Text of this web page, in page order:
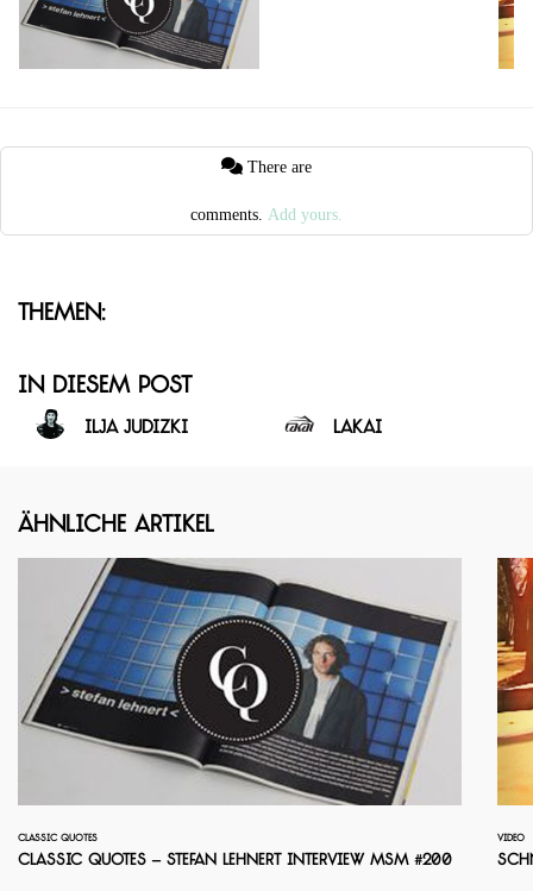
comments. Add yours.
Themen:
In diesem Post
Ilja Judizki Lakai
Ähnliche Artikel
CLASSIC QUOTES
Classic Quotes – Stefan Lehnert Interview MSM #200
VIDEO